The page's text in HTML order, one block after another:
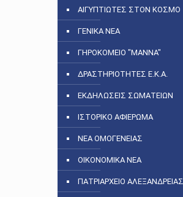
ΑΙΓΥΠΤΙΩΤΕΣ ΣΤΟΝ ΚΟΣΜΟ
ΓΕΝΙΚΑ ΝΕΑ
ΓΗΡΟΚΟΜΕΙΟ "ΜΑΝΝΑ"
ΔΡΑΣΤΗΡΙΟΤΗΤΕΣ Ε.Κ.Α.
ΕΚΔΗΛΩΣΕΙΣ ΣΩΜΑΤΕΙΩΝ
ΙΣΤΟΡΙΚΟ ΑΦΙΕΡΩΜΑ
ΝΕΑ ΟΜΟΓΕΝΕΙΑΣ
ΟΙΚΟΝΟΜΙΚΑ ΝΕΑ
ΠΑΤΡΙΑΡΧΕΙΟ ΑΛΕΞΑΝΔΡΕΙΑΣ